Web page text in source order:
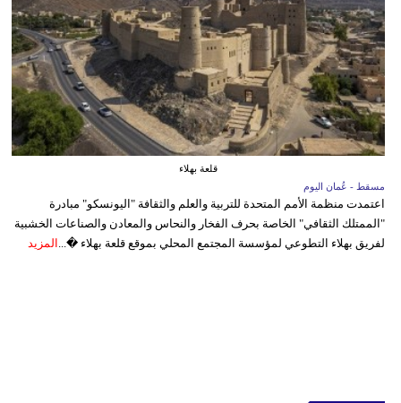
قلعة بهلاء
مسقط - عُمان اليوم
اعتمدت منظمة الأمم المتحدة للتربية والعلم والثقافة "اليونسكو" مبادرة
"الممتلك الثقافي" الخاصة بحرف الفخار والنحاس والمعادن والصناعات الخشبية
لفريق بهلاء التطوعي لمؤسسة المجتمع المحلي بموقع قلعة بهلاء �... المزيد